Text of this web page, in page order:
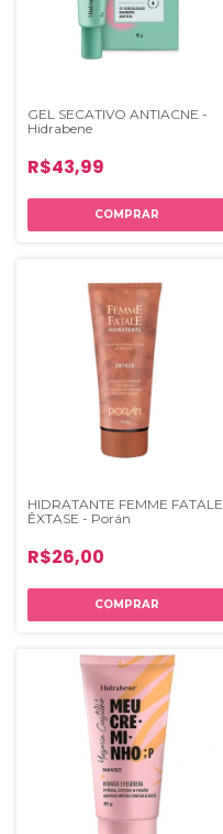
GEL SECATIVO ANTIACNE -
Hidrabene
R$43,99
HIDRATANTE FEMME FATALE
ÊXTASE - Porán
R$26,00